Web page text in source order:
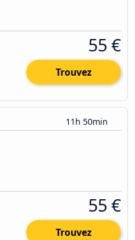
55 €
Trouvez
11h 50min
55 €
Trouvez